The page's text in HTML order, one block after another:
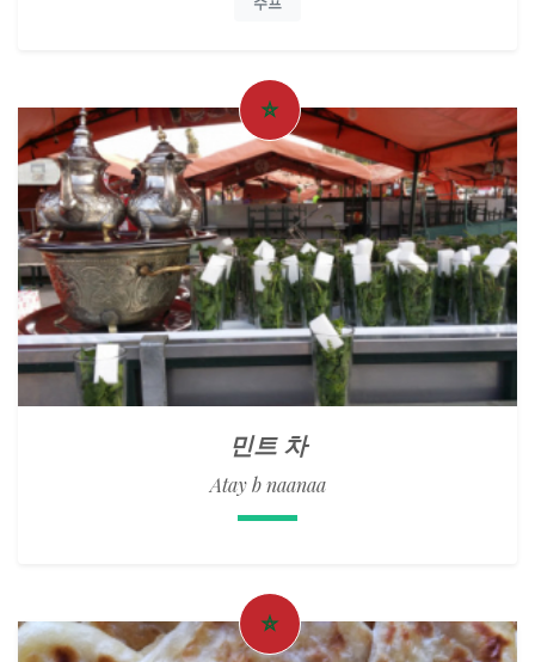
수프
민트 차
Atay b naanaa